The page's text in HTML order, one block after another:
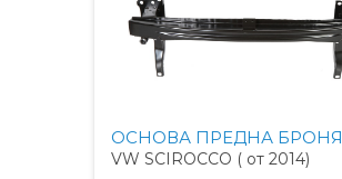
ОСНОВА ПРЕДНА БРОНЯ
VW SCIROCCO ( от 2014)